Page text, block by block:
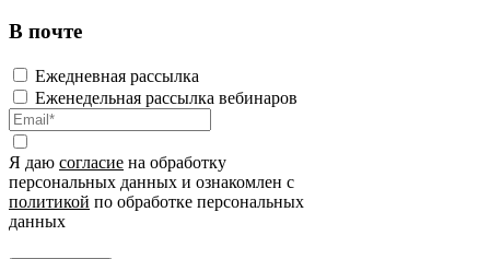
В почте
Ежедневная рассылка
Еженедельная рассылка вебинаров
Я даю согласие на обработку
персональных данных и ознакомлен с
политикой по обработке персональных
данных